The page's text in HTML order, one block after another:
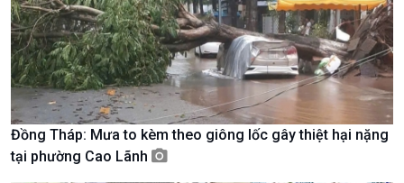
Tin Văn hoá & Du lịch
Chát với người nổi tiếng
Câu chuyện Thể thao
Ảnh
Video
Infographic
E-Magazine
Đồng Tháp: Mưa to kèm theo giông lốc gây thiệt hại nặng
tại phường Cao Lãnh